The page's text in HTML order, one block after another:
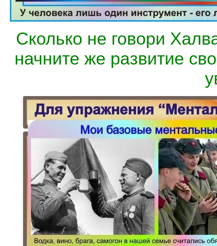
Сколько не говори
начните же развитие